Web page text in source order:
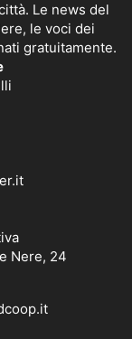
Le news del
le voci dei
gratuitamente.
Nere, 24